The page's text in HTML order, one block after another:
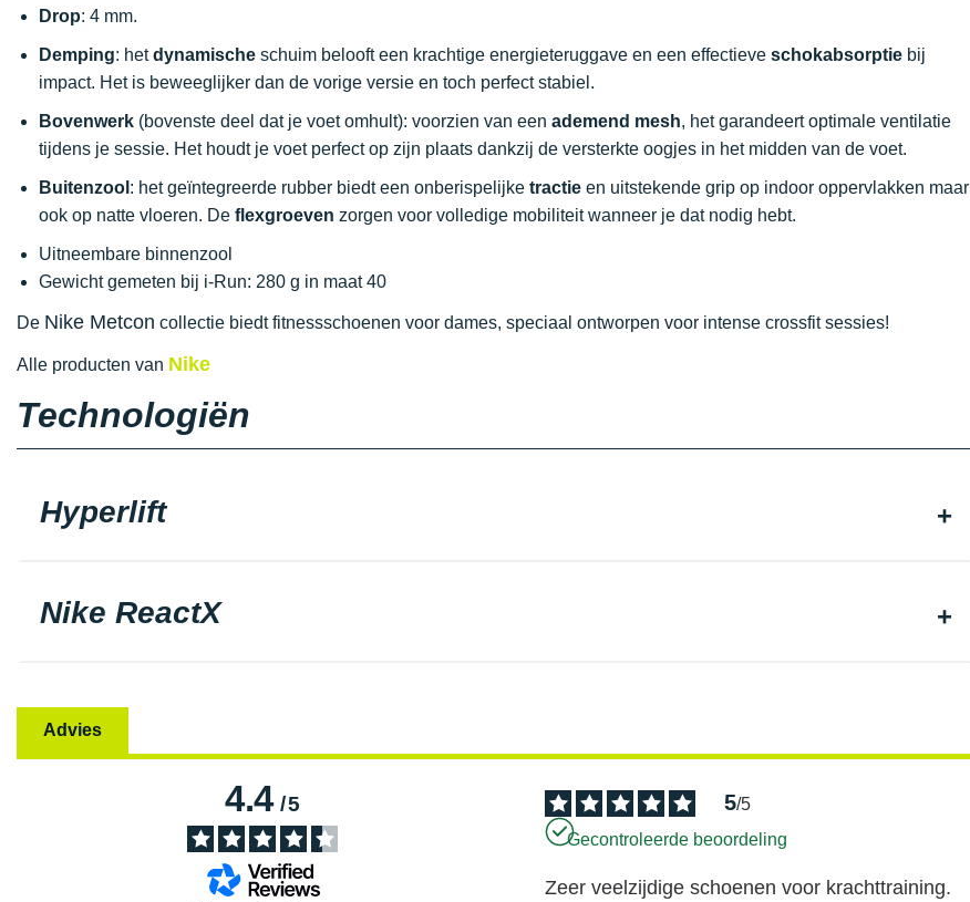
Drop: 4 mm.
Demping: hetdynamische schuim belooft een krachtige energieteruggave en een effectieve schokabsorptie bij
impact. Het is beweeglijker dan de vorige versie en toch perfect stabiel.
Bovenwerk (bovenste deel dat je voet omhult): voorzien van een ademend mesh, het garandeert optimale ventilatie
tijdens je sessie. Het houdt je voet perfect op zijn plaats dankzij de versterkte oogjes in het midden van de voet.
Buitenzool : het geïntegreerde rubber biedt een onberispelijke tractie en uitstekende grip op indoor oppervlakken maar
ook op natte vloeren. De flexgroeven zorgen voor volledige mobiliteit wanneer je dat nodig hebt.
Uitneembare binnenzool
Gewicht gemeten bij i-Run: 280 g in maat 40
De Nike Metcon collectie biedt fitnessschoenen voor dames, speciaal ontworpen voor intense crossfit sessies!
Alle producten van Nike
Technologiën
Hyperlift
Nike ReactX
Advies
4.4/5 5/5
Gecontroleerde beoordeling
Zeer veelzijdige schoenen voor krachttraining.